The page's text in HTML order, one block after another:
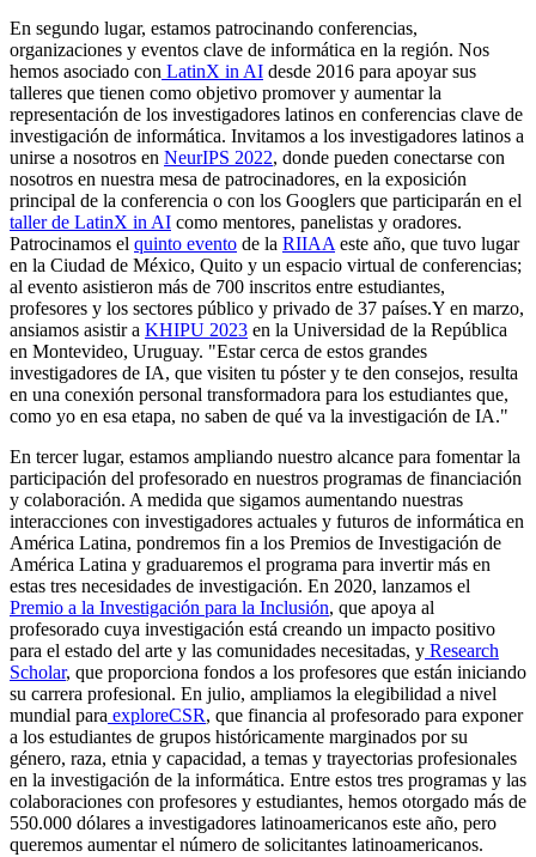
En segundo lugar, estamos patrocinando conferencias,
organizaciones y eventos clave de informática en la región. Nos
hemos asociado con LatinX in AI desde 2016 para apoyar sus
talleres que tienen como objetivo promover y aumentar la
representación de los investigadores latinos en conferencias clave de
investigación de informática. Invitamos a los investigadores latinos a
unirse a nosotros en NeurIPS 2022, donde pueden conectarse con
nosotros en nuestra mesa de patrocinadores, en la exposición
principal de la conferencia o con los Googlers que participarán en el
taller de LatinX in AI como mentores, panelistas y oradores.
Patrocinamos el quinto evento de la RIIAAeste año, que tuvo lugar
en la Ciudad de México, Quito y un espacio virtual de conferencias;
al evento asistieron más de 700 inscritos entre estudiantes,
profesores y los sectores público y privado de 37 países.Y en marzo,
ansiamos asistir a KHIPU 2023 en la Universidad de la República
en Montevideo, Uruguay. "Estar cerca de estos grandes
investigadores de IA, que visiten tu póster y te den consejos, resulta
en una conexión personal transformadora para los estudiantes que,
como yo en esa etapa, no saben de qué va la investigación de IA."
En tercer lugar, estamos ampliando nuestro alcance para fomentar la
participación del profesorado en nuestros programas de financiación
y colaboración. A medida que sigamos aumentando nuestras
interacciones con investigadores actuales y futuros de informática en
América Latina, pondremos fin a los Premios de Investigación de
América Latina y graduaremos el programa para invertir más en
estas tres necesidades de investigación. En 2020, lanzamos el
Premio a la Investigación para la Inclusión, que apoya al
profesorado cuya investigación está creando un impacto positivo
para el estado del arte y las comunidades necesitadas, y Research
Scholar, que proporciona fondos a los profesores que están iniciando
su carrera profesional. En julio, ampliamos la elegibilidad a nivel
mundial para exploreCSR, que financia al profesorado para exponer
a los estudiantes de grupos históricamente marginados por su
género, raza, etnia y capacidad, a temas y trayectorias profesionales
en la investigación de la informática. Entre estos tres programas y las
colaboraciones con profesores y estudiantes, hemos otorgado más de
550.000 dólares a investigadores latinoamericanos este año, pero
queremos aumentar el número de solicitantes latinoamericanos.